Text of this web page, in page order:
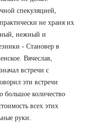
спекуляцией,
не храня их
нежный и
- Становер в
Вячеслав,
встречи с
эти встречи
большое количество
всех этих
руки.